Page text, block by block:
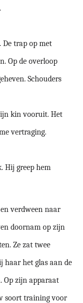
De trap op met
Op de overloop
Schouders
kin vooruit. Het
vertraging.
Hij greep hem
verdween naar
doornam op zijn
Ze zat twee
haar het glas aan de
Op zijn apparaat
soort training voor